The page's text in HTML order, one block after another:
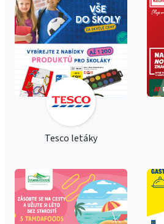
Tesco letáky